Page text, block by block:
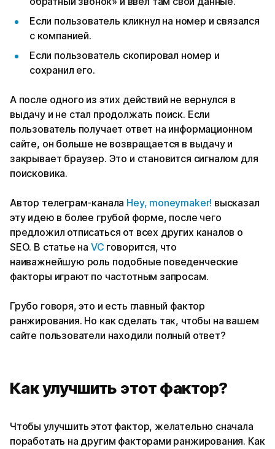
Если пользователь кликнул на номер и связался
с компанией.
Если пользователь скопировал номер и
сохранил его.
А после одного из этих действий не вернулся в
выдачу и не стал продолжать поиск. Если
пользователь получает ответ на информационном
сайте, он больше не возвращается в выдачу и
закрывает браузер. Это и становится сигналом для
поисковика.
Автор телеграм-канала Hey, moneymaker! высказал
эту идею в более грубой форме, после чего
предложил отписаться от всех других каналов о
SEO. В статье на VC говорится, что
наиважнейшую роль подобные поведенческие
факторы играют по частотным запросам.
Грубо говоря, это и есть главный фактор
ранжирования. Но как сделать так, чтобы на вашем
сайте пользователи находили полный ответ?
Как улучшить этот фактор?
Чтобы улучшить этот фактор, желательно сначала
поработать на другим факторами ранжирования. Как